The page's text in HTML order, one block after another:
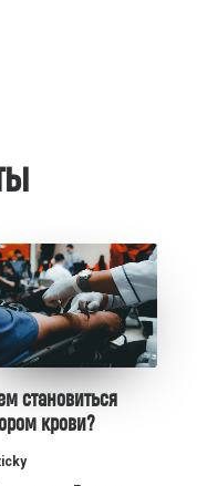
становиться
крови?